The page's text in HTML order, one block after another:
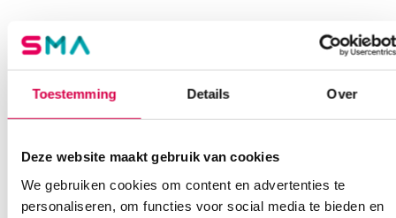
Toestemming Details Over
Deze website maakt gebruik van cookies
We gebruiken cookies om content en advertenties te
personaliseren, om functies voor social media te bieden en
Ook interessant